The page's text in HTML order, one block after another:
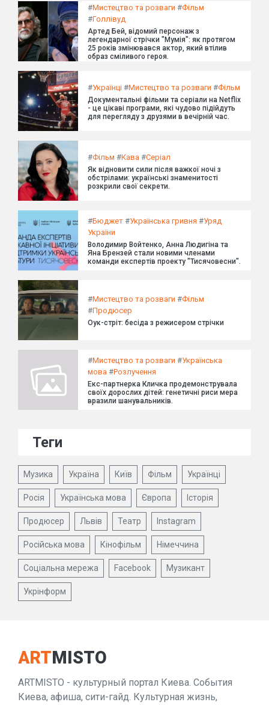
#Мистецтво та розваги #Фільм
#Голлівуд
Артед Бей, відомий персонаж з
легендарної стрічки "Мумія": як протягом
25 років змінювався актор, який втілив
образ сміливого героя.
#Українці #Мистецтво та розваги #Фільм
Документальні фільми та серіали на Netflix
- це цікаві програми, які чудово підійдуть
для перегляду з друзями в вечірній час.
#Фільм #Кава #Серіал
Як відновити сили після важкої ночі з
обстрілами: українські знаменитості
розкрили свої секрети.
#Бюджет #Українська гривня #Уряд
України
Володимир Войтенко, Анна Людигіна та
Яна Брензей стали новими членами
команди експертів проекту "Тисячовесни".
#Мистецтво та розваги #Фільм
#Продюсер
Оук-стріт: бесіда з режисером стрічки
#Мистецтво та розваги #Українська
мова #Розлучення
Екс-партнерка Кличка продемонструвала
своїх дорослих дітей: генетичні риси мера
вразили шанувальників.
Теги
Музика Україна Київ Фільм Українці
Росія Українська мова Європа Історія
Продюсер Львів Театр Instagram
Російська мова Кінофільм Німеччина
Соціальна мережа Facebook Музикант
Укрінформ
ARTMISTO
ARTMISTO - культурный портал Киева. События
Киева, афиша, сити-гайд. Культурная жизнь,